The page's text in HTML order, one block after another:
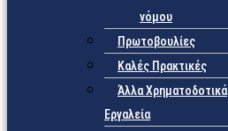
νόμου
Πρωτοβουλίες
Καλές Πρακτικές
Άλλα Χρηματοδοτικά
Εργαλεία